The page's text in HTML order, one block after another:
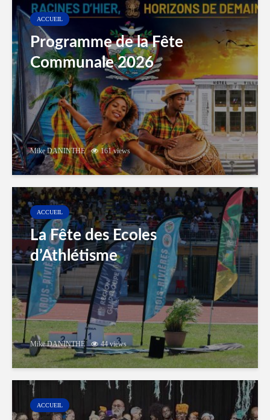
ACCUEIL
Programme de la Fête
Communale 2026
Mike DANINTHE 161 views
ACCUEIL
La Fête des Ecoles
d’Athlétisme
Mike DANINTHE 44 views
ACCUEIL